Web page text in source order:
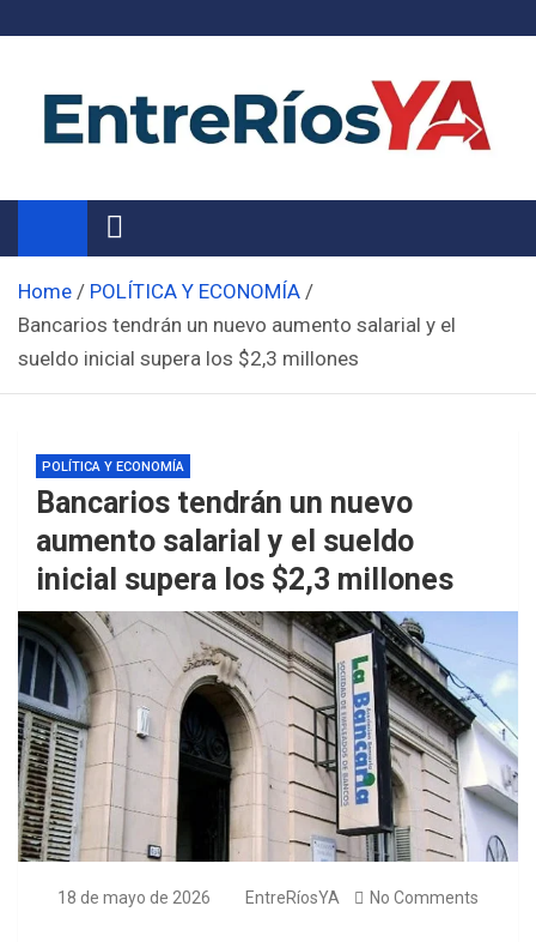
Noticias de Entre Ríos
Información de toda la provincia ahora
Home
POLÍTICA Y ECONOMÍA
Bancarios tendrán un nuevo aumento salarial y el
sueldo inicial supera los $2,3 millones
POLÍTICA Y ECONOMÍA
Bancarios tendrán un nuevo
aumento salarial y el sueldo
inicial supera los $2,3 millones
18 de mayo de 2026 EntreRíosYA No Comments